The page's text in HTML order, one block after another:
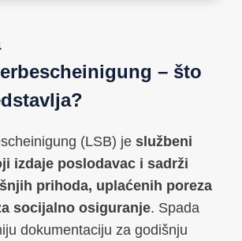
– što
(LSB) je službeni
izdaje poslodavac i sadrži
prihoda, uplaćenih poreza
socijalno osiguranje. Spada
dokumentaciju za godišnju